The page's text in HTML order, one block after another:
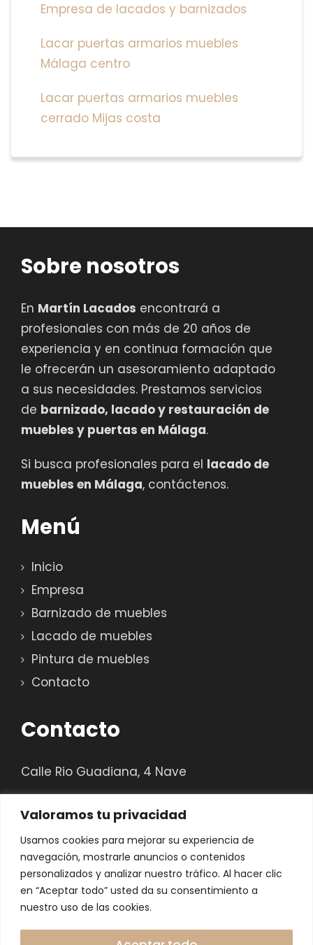
Valoramos tu privacidad
Usamos cookies para mejorar su experiencia de
navegación, mostrarle anuncios o contenidos
personalizados y analizar nuestro tráfico. Al hacer clic
en “Aceptar todo” usted da su consentimiento a
nuestro uso de las cookies.
Empresa de lacados y barnizados
Lacar puertas armarios muebles
Málaga centro
Lacar puertas armarios muebles
cerrado Mijas costa
Sobre nosotros
En Martín Lacados encontrará a
profesionales con más de 20 años de
experiencia y en continua formación que
le ofrecerán un asesoramiento adaptado
a sus necesidades. Prestamos servicios
de barnizado, lacado y restauración de
muebles y puertas en Málaga.
Si busca profesionales para el lacado de
muebles en Málaga, contáctenos.
Menú
Inicio
Empresa
Barnizado de muebles
Lacado de muebles
Pintura de muebles
Contacto
Contacto
Calle Rio Guadiana, 4 Nave
29120, Alahurin el Grande, Málaga
Teléfono: 658 414 073
E-mail: lacadosiamartin@gmail.com